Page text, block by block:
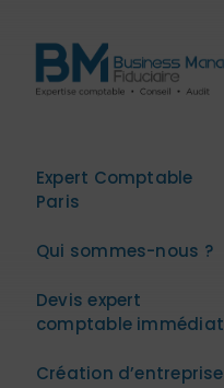
Expert Comptable
Paris
Qui sommes-nous ?
Devis expert
comptable immédiat
Création d’entreprise